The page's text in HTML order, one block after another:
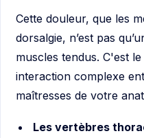
Cette douleur, que les
dorsalgie, n’est pas
muscles tendus. C'est
interaction complexe
maîtresses de votre
Les vertèbres